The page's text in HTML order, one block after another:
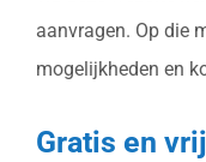
aanvragen. Op die
mogelijkheden en
Gratis en